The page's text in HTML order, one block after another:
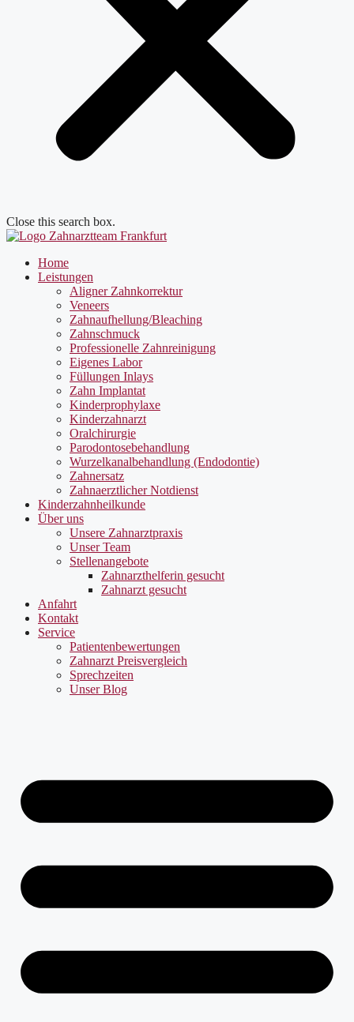
Close this search box.
Home
Leistungen
Aligner Zahnkorrektur
Veneers
Zahnaufhellung/Bleaching
Zahnschmuck
Professionelle Zahnreinigung
Eigenes Labor
Füllungen Inlays
Zahn Implantat
Kinderprophylaxe
Kinderzahnarzt
Oralchirurgie
Parodontosebehandlung
Wurzelkanalbehandlung (Endodontie)
Zahnersatz
Zahnaerztlicher Notdienst
Kinderzahnheilkunde
Über uns
Unsere Zahnarztpraxis
Unser Team
Stellenangebote
Zahnarzthelferin gesucht
Zahnarzt gesucht
Anfahrt
Kontakt
Service
Patientenbewertungen
Zahnarzt Preisvergleich
Sprechzeiten
Unser Blog